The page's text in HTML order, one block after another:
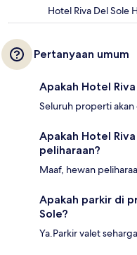
Hotel Riva Del Sole
Pertanyaan umum
Apakah Hotel
Seluruh properti
Apakah Hotel
peliharaan?
Maaf, hewan
Apakah parkir di
Sole?
Ya.Parkir valet